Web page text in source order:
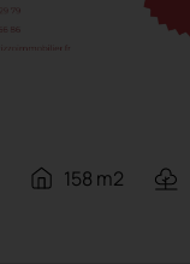
158 m2